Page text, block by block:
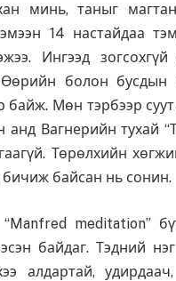
минь, таныг
14 настайдаа
Ингээд
болон бусдын
байж. Мөн тэрбээр
Вагнерийн тухай
Төрөлхийн
бичиж байсан нь сонин.
meditation”
байдаг. Тэдний
алдартай,